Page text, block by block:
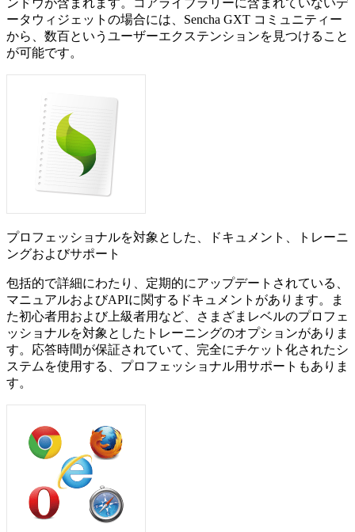
ータウィジェットの場合には、Sencha GXT コミュニティー
から、数百というユーザーエクステンションを見つけること
が可能です。
プロフェッショナルを対象とした、ドキュメント、トレーニ
ングおよびサポート
包括的で詳細にわたり、定期的にアップデートされている、
マニュアルおよびAPIに関するドキュメントがあります。ま
た初心者用および上級者用など、さまざまレベルのプロフェ
ッショナルを対象としたトレーニングのオプションがありま
す。応答時間が保証されていて、完全にチケット化されたシ
ステムを使用する、プロフェッショナル用サポートもありま
す。